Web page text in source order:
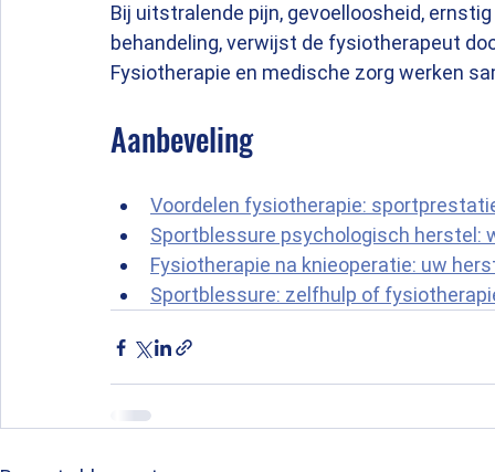
Bij uitstralende pijn, gevoelloosheid,
behandeling, verwijst de fysiotherapeut
Fysiotherapie en medische zorg werken
Aanbeveling
Voordelen fysiotherapie:
Sportblessure psychologisch herstel:
Fysiotherapie na knieoperatie: uw
Sportblessure: zelfhulp of